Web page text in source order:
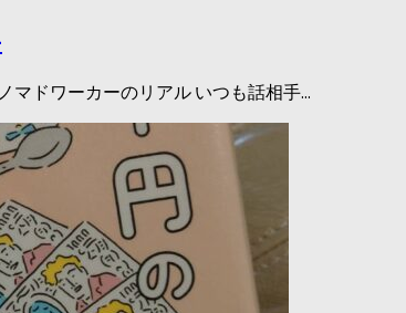
ドワーカーのリアル いつも話相手...